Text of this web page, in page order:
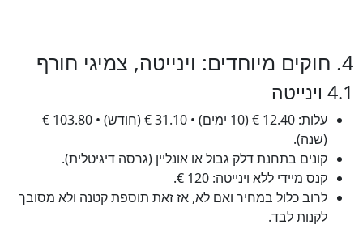
עלות: 12.40 € (10 ימים) • 31.10 € (חודש) • 103.80 €
(שנה).
קונים בתחנת דלק גבול או אונליין (גרסה דיגיטלית).
קנס מיידי ללא וינייטה: 120 €.
לרוב כלול במחיר ואם לא, אז זאת תוספת קטנה ולא מסובך
לקנות לבד.